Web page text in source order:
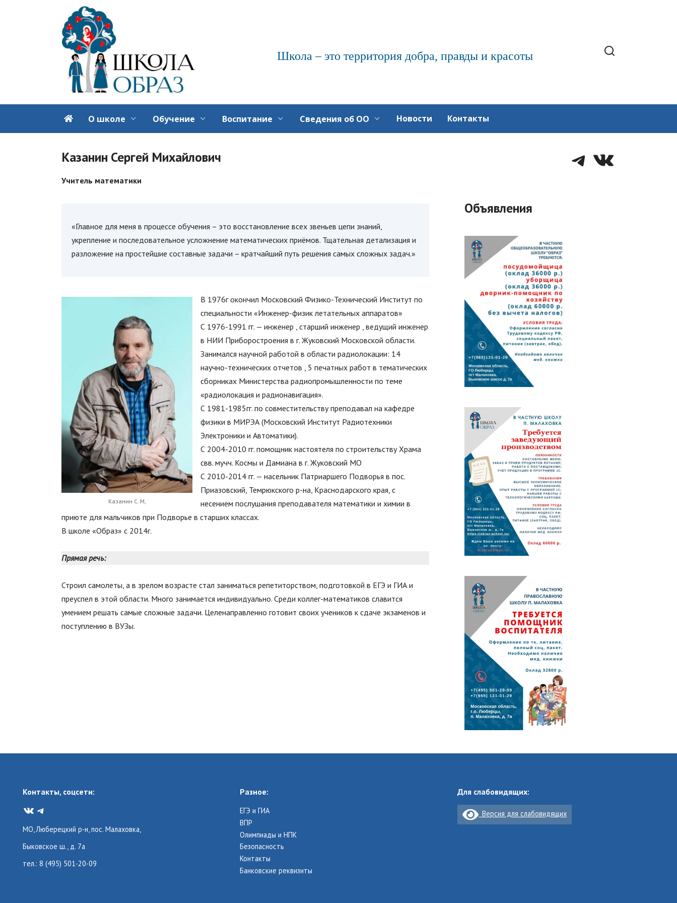
Школа – это территория добра, правды и красоты
О школе Обучение Воспитание Сведения об ОО Новости Контакты
Казанин Сергей Михайлович
Учитель математики
«Главное для меня в процессе обучения – это восстановление всех звеньев цепи знаний,
укрепление и последовательное усложнение математических приёмов. Тщательная детализация и
разложение на простейшие составные задачи – кратчайший путь решения самых сложных задач.»
Казанин С. М,
В 1976г окончил Московский Физико-Технический Институт по
специальности «Инженер-физик летательных аппаратов»
С 1976-1991 гг. — инженер , старший инженер , ведущий инженер
в НИИ Приборостроения в г. Жуковский Московской области.
Занимался научной работой в области радиолокации: 14
научно-технических отчетов , 5 печатных работ в тематических
сборниках Министерства радиопромышленности по теме
«радиолокация и радионавигация».
С 1981-1985гг. по совместительству преподавал на кафедре
физики в МИРЭА (Московский Институт Радиотехники
Электроники и Автоматики).
С 2004-2010 гг. помощник настоятеля по строительству Храма
свв. мучч. Космы и Дамиана в г. Жуковский МО
С 2010-2014 гг. — насельник Патриаршего Подворья в пос.
Приазовский, Темрюкского р-на, Краснодарского края, с
несением послушания преподавателя математики и химии в
приюте для мальчиков при Подворье в старших классах.
В школе «Образ» с 2014г.
Прямая речь:
Строил самолеты, а в зрелом возрасте стал заниматься репетиторством, подготовкой в ЕГЭ и ГИА и
преуспел в этой области. Много занимается индивидуально. Среди коллег-математиков славится
умением решать самые сложные задачи. Целенаправленно готовит своих учеников к сдаче экзаменов и
поступлению в ВУЗы.
Telegram
VK
Объявления
Контакты, соцсети:
VKTelegram
МО, Люберецкий р-н, пос. Малаховка,
Быковское ш., д. 7а
тел.: 8 (495) 501-20-09
Разное:
ЕГЭ и ГИА
ВПР
Олимпиады и НПК
Безопасность
Контакты
Банковские реквизиты
Для слабовидящих:
Версия для слабовидящих